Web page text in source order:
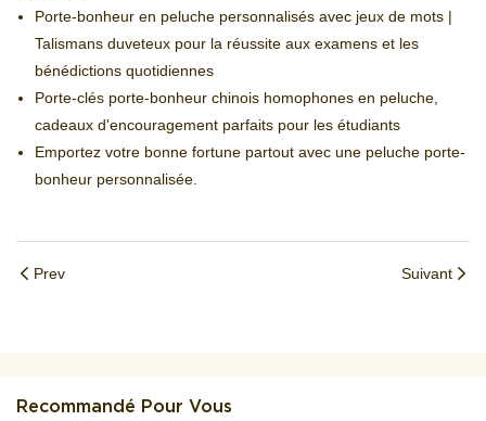
Porte-bonheur en peluche personnalisés avec jeux de mots |
Talismans duveteux pour la réussite aux examens et les
bénédictions quotidiennes
Porte-clés porte-bonheur chinois homophones en peluche,
cadeaux d'encouragement parfaits pour les étudiants
Emportez votre bonne fortune partout avec une peluche porte-
bonheur personnalisée.
Prev Suivant
Recommandé Pour Vous